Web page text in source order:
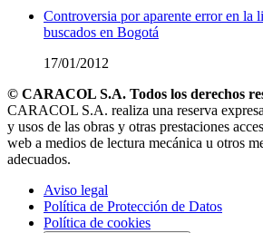
Controversia por aparente error en la
buscados en Bogotá
17/01/2012
© CARACOL S.A. Todos los derechos
CARACOL S.A. realiza una reserva
y usos de las obras y otras prestaciones
web a medios de lectura mecánica u otros
adecuados.
Aviso legal
Política de Protección de Datos
Política de cookies